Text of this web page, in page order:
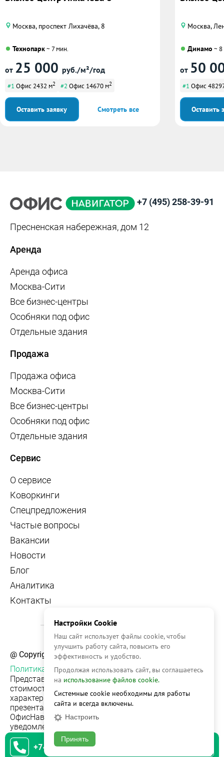
Москва, проспект Лихачёва, 8
Технопарк~ 7 мин.
от 25 000 руб./м²/год
#1 Офис 2432 м2 #2 Офис 14670 м2
Оставить заявку Смотреть все
Москва,
Динамо ~
от 50
#1 Офис
Оставить
+7 (495) 258-39-91
Пресненская набережная, дом 12
Аренда
Аренда офиса
Москва-Сити
Все бизнес-центры
Особняки под офис
Отдельные здания
Продажа
Продажа офиса
Москва-Сити
Все бизнес-центры
Особняки под офис
Отдельные здания
Сервис
О сервисе
Коворкинги
Спецпредложения
Частые вопросы
Вакансии
Новости
Блог
Аналитика
Контакты
@ Copyright, 2026 OFFICE NAVIGATOR
Политика конфиденциальности
Представленная на сайте информация, в т.ч.
стоимости объектов, носит информационный
характер и не является публичной офертой. Условия
презентации объекта недвижимости на сервисе
ОфисНавигатор могут быть изменены без
уведомления.
+74951542930
Настройки Cookie
Наш сайт использует файлы cookie, чтобы
улучшить работу сайта, повысить его
эффективность и удобство.
Продолжая использовать сайт, вы соглашаетесь
на использование файлов cookie.
Системные cookie необходимы для работы
сайта и всегда включены.
Настроить
Принять